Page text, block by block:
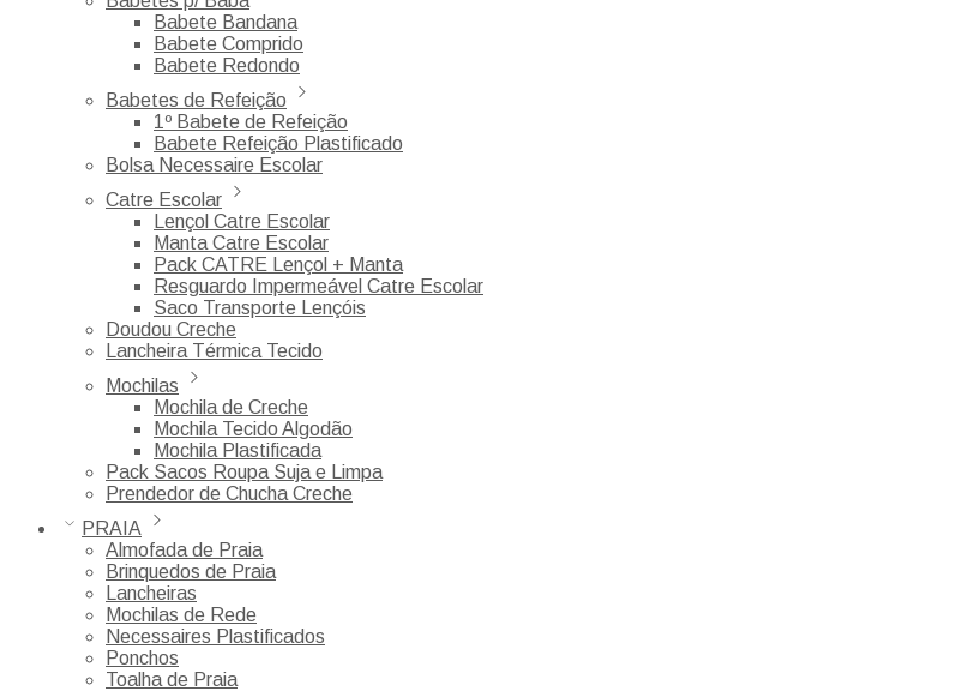
Babete Bandana
Babete Comprido
Babete Redondo
Babetes de Refeição
1º Babete de Refeição
Babete Refeição Plastificado
Bolsa Necessaire Escolar
Catre Escolar
Lençol Catre Escolar
Manta Catre Escolar
Pack CATRE Lençol + Manta
Resguardo Impermeável Catre Escolar
Saco Transporte Lençóis
Doudou Creche
Lancheira Térmica Tecido
Mochilas
Mochila de Creche
Mochila Tecido Algodão
Mochila Plastificada
Pack Sacos Roupa Suja e Limpa
Prendedor de Chucha Creche
PRAIA
Almofada de Praia
Brinquedos de Praia
Lancheiras
Mochilas de Rede
Necessaires Plastificados
Ponchos
Toalha de Praia